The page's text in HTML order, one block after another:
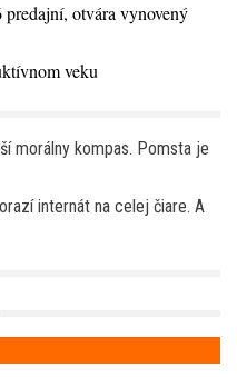
otvára vynovený
veku
morálny kompas. Pomsta je
internát na celej čiare. A